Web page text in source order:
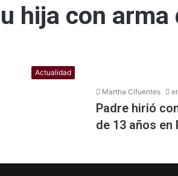
hija con arma
Actualidad
Martha Cifuentes
Padre hirió
de 13 años en